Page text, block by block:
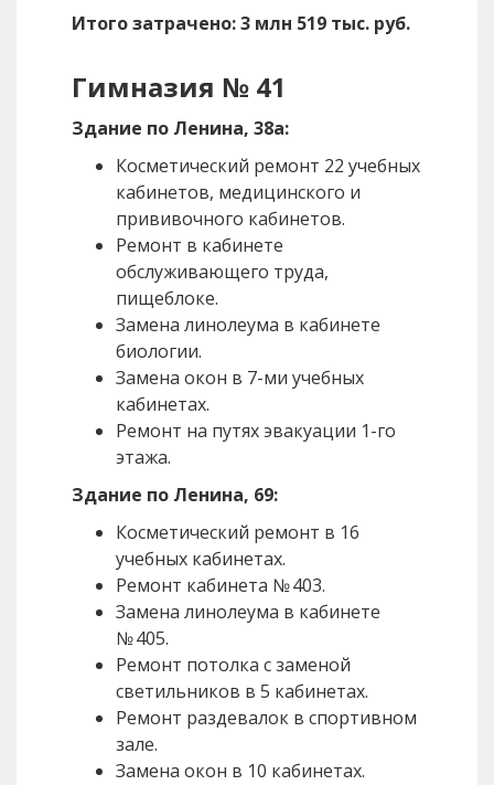
Итого затрачено: 3 млн 519 тыс. руб.
Гимназия № 41
Здание по Ленина, 38а:
Косметический ремонт 22 учебных
кабинетов, медицинского и
прививочного кабинетов.
Ремонт в кабинете
обслуживающего труда,
пищеблоке.
Замена линолеума в кабинете
биологии.
Замена окон в 7-ми учебных
кабинетах.
Ремонт на путях эвакуации 1-го
этажа.
Здание по Ленина, 69:
Косметический ремонт в 16
учебных кабинетах.
Ремонт кабинета № 403.
Замена линолеума в кабинете
№ 405.
Ремонт потолка с заменой
светильников в 5 кабинетах.
Ремонт раздевалок в спортивном
зале.
Замена окон в 10 кабинетах.